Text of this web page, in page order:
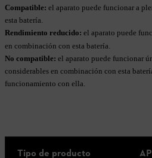
Compatible: el aparato puede funcionar a
esta batería.
Rendimiento reducido: el aparato puede
en combinación con esta batería.
No compatible: el aparato puede funcionar
considerables en combinación con esta
funcionamiento con ella.
Tipo de producto